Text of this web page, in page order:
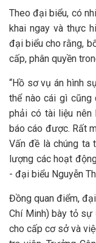
Theo đại biểu, có
khai ngay và thực
đại biểu cho rằng,
cấp, phân quyền
“Hồ sơ vụ án hình
thể nào cái gì cũng
phải có tài liệu nên
báo cáo được. Rất
Vấn đề là chúng ta
lượng các hoạt
- đại biểu Nguyễn
Đồng quan điểm,
Chí Minh) bày tỏ
cho cấp cơ sở và